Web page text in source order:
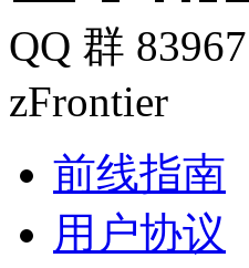
QQ 群
zFrontier
前线指南
用户协议